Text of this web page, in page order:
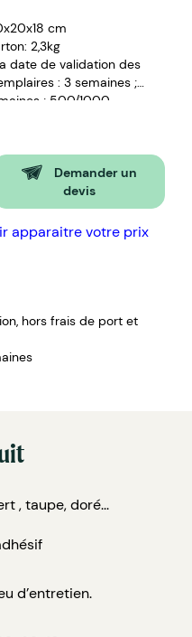
cm
2,3kg
date de validation des
: 3 semaines ;
; 500/1000
5000 exemplaires : 6
Demander un
devis
apparaitre votre prix
hors frais de port et
, taupe, doré...
d’entretien.